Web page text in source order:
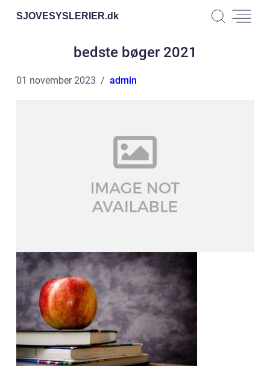
SJOVESYSLERIER.dk
bedste bøger 2021
01 november 2023 admin